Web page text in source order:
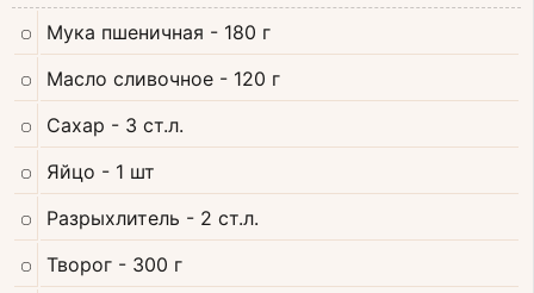
Мука пшеничная - 180 г
Масло сливочное - 120 г
Сахар - 3 ст.л.
Яйцо - 1 шт
Разрыхлитель - 2 ст.л.
Творог - 300 г